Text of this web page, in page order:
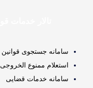
سامانه جستجوی قوانین
استعلام ممنوع الخروجی
سامانه خدمات قضایی